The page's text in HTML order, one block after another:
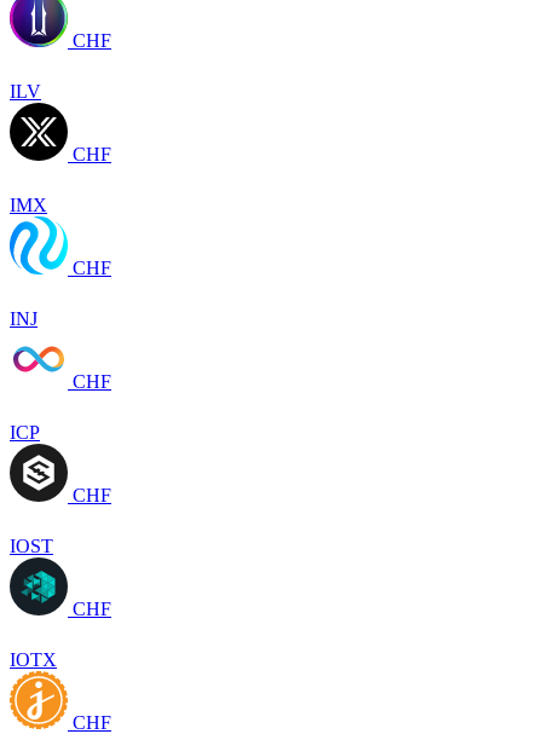
CHF
ILV
CHF
IMX
CHF
INJ
CHF
ICP
CHF
IOST
CHF
IOTX
CHF